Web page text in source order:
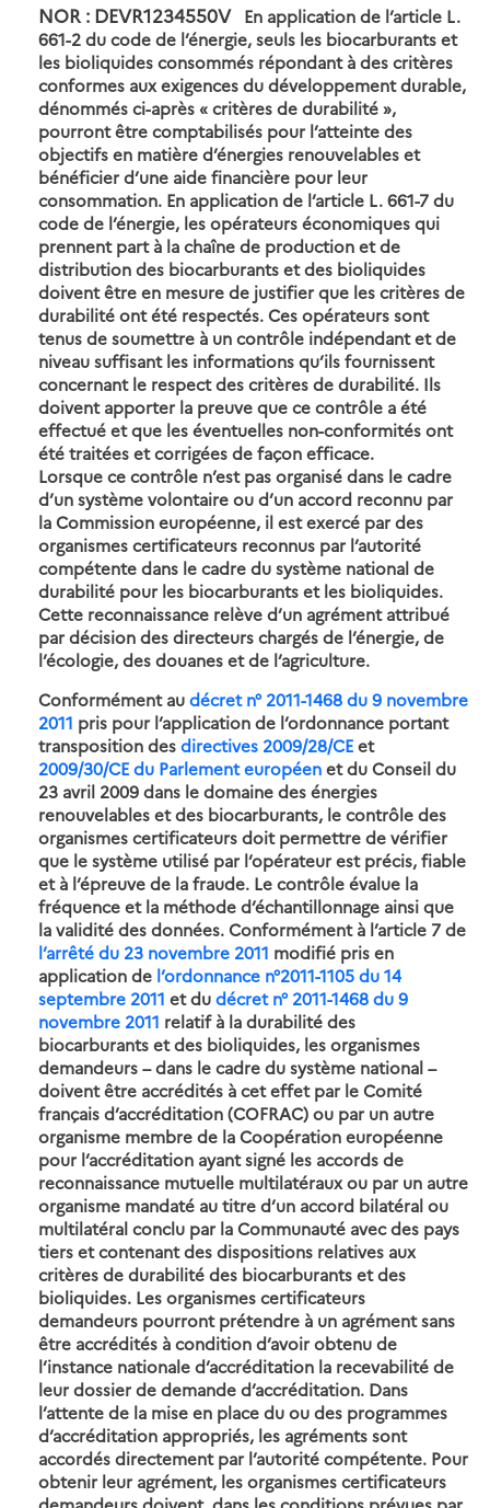
NOR : DEVR1234550VEn application de l’article L.
661-2 du code de l’énergie, seuls les biocarburants et
les bioliquides consommés répondant à des critères
conformes aux exigences du développement durable,
dénommés ci-après « critères de durabilité »,
pourront être comptabilisés pour l’atteinte des
objectifs en matière d’énergies renouvelables et
bénéficier d’une aide financière pour leur
consommation. En application de l’article L. 661-7 du
code de l’énergie, les opérateurs économiques qui
prennent part à la chaîne de production et de
distribution des biocarburants et des bioliquides
doivent être en mesure de justifier que les critères de
durabilité ont été respectés. Ces opérateurs sont
tenus de soumettre à un contrôle indépendant et de
niveau suffisant les informations qu’ils fournissent
concernant le respect des critères de durabilité. Ils
doivent apporter la preuve que ce contrôle a été
effectué et que les éventuelles non-conformités ont
été traitées et corrigées de façon efficace.
Lorsque ce contrôle n’est pas organisé dans le cadre
d’un système volontaire ou d’un accord reconnu par
la Commission européenne, il est exercé par des
organismes certificateurs reconnus par l’autorité
compétente dans le cadre du système national de
durabilité pour les biocarburants et les bioliquides.
Cette reconnaissance relève d’un agrément attribué
par décision des directeurs chargés de l’énergie, de
l’écologie, des douanes et de l’agriculture.
Conformément audécret n° 2011-1468 du 9 novembre
2011 pris pour l’application de l’ordonnance portant
transposition desdirectives 2009/28/CEet
2009/30/CE du Parlement européenet du Conseil du
23 avril 2009 dans le domaine des énergies
renouvelables et des biocarburants, le contrôle des
organismes certificateurs doit permettre de vérifier
que le système utilisé par l’opérateur est précis, fiable
et à l’épreuve de la fraude. Le contrôle évalue la
fréquence et la méthode d’échantillonnage ainsi que
la validité des données. Conformément à l’article 7 de
l’arrêté du 23 novembre 2011 modifié pris en
application de l’ordonnance n°2011-1105 du 14
septembre 2011 et dudécret n° 2011-1468 du 9
novembre 2011 relatif à la durabilité des
biocarburants et des bioliquides, les organismes
demandeurs – dans le cadre du système national –
doivent être accrédités à cet effet par le Comité
français d’accréditation (COFRAC) ou par un autre
organisme membre de la Coopération européenne
pour l’accréditation ayant signé les accords de
reconnaissance mutuelle multilatéraux ou par un autre
organisme mandaté au titre d’un accord bilatéral ou
multilatéral conclu par la Communauté avec des pays
tiers et contenant des dispositions relatives aux
critères de durabilité des biocarburants et des
bioliquides. Les organismes certificateurs
demandeurs pourront prétendre à un agrément sans
être accrédités à condition d’avoir obtenu de
l’instance nationale d’accréditation la recevabilité de
leur dossier de demande d’accréditation. Dans
l’attente de la mise en place du ou des programmes
d’accréditation appropriés, les agréments sont
accordés directement par l’autorité compétente. Pour
obtenir leur agrément, les organismes certificateurs